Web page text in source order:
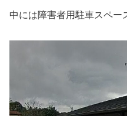
中には障害者用駐車スペー